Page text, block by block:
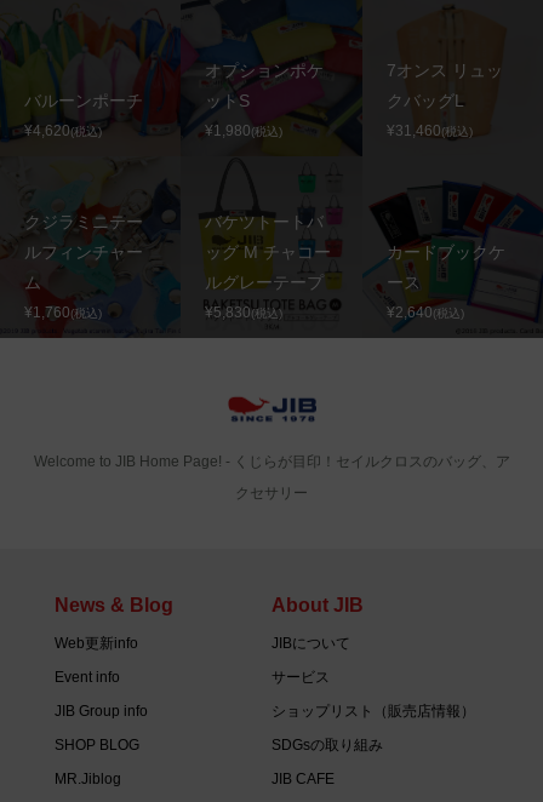
バルーンポーチ
¥4,620(税込)
オプションポケ
ットS
¥1,980(税込)
7オンス リュッ
クバッグL
¥31,460(税込)
クジラミニテー
ルフィンチャー
ム
¥1,760(税込)
バケツトートバ
ッグ M チャコー
ルグレーテープ
¥5,830(税込)
カードブックケ
ース
¥2,640(税込)
Welcome to JIB Home Page! ‐ くじらが目印！セイルクロスのバッグ、ア
クセサリー
News & Blog
Web更新info
Event info
JIB Group info
SHOP BLOG
MR.Jiblog
About JIB
JIBについて
サービス
ショップリスト（販売店情報）
SDGsの取り組み
JIB CAFE